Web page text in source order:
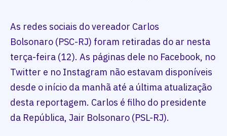
As redes sociais do vereador Carlos
Bolsonaro (PSC-RJ) foram retiradas do ar nesta
terça-feira (12). As páginas dele no Facebook, no
Twitter e no Instagram não estavam disponíveis
desde o início da manhã até a última atualização
desta reportagem. Carlos é filho do presidente
da República, Jair Bolsonaro (PSL-RJ).